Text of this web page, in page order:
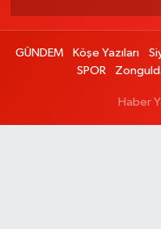
GÜNDEM Köşe Yazıları
SPOR
Haber